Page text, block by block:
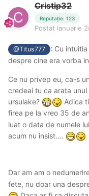
Cristip32
Reputație: 123
Postat Ianuarie
@Titus777
: Cu
despre cine era vorba
Ce nu privep eu, ca-s
credeai tu ca arata
ursulake?
Adica
firea pe la vreo 35 de
luat o data de numele
acum nu insist....
Dar am am o
fete, nu doar una